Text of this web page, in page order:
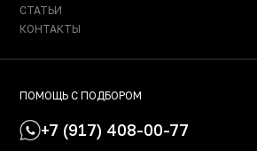
СТАТЬИ
КОНТАКТЫ
ПОМОЩЬ С ПОДБОРОМ
+7 (917) 408-00-77